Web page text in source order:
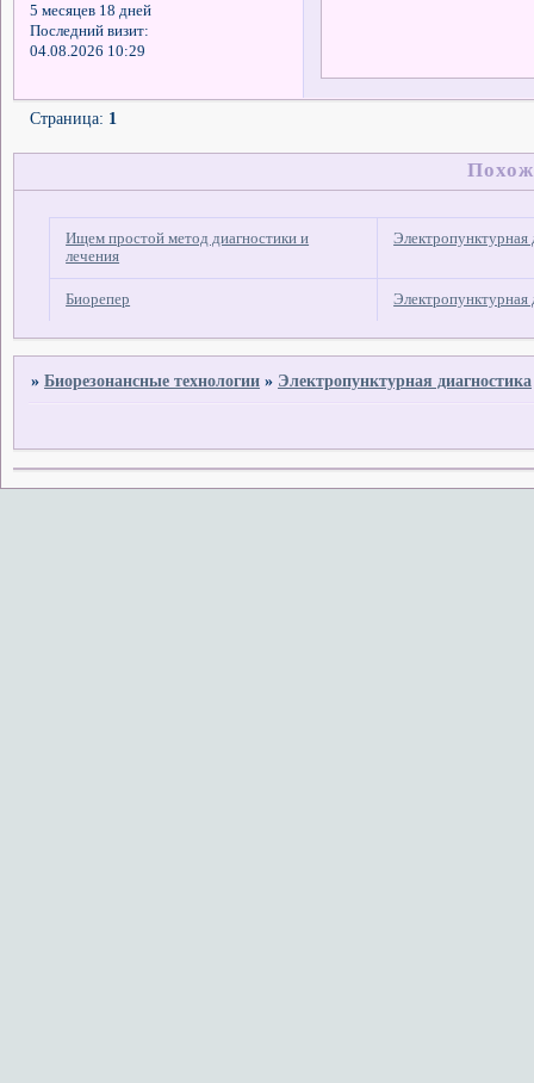
5 месяцев 18 дней
Последний визит:
04.08.2026 10:29
Страница: 1
Ищем простой метод диагностики и
лечения
Электропунктурная
Биорепер Электропунктурная
»Биорезонансные технологии » Электропунктурная диагностика